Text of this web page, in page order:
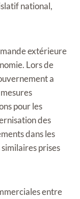
national,
extérieure
Lors de
a
pour les
des
dans les
prises
entre